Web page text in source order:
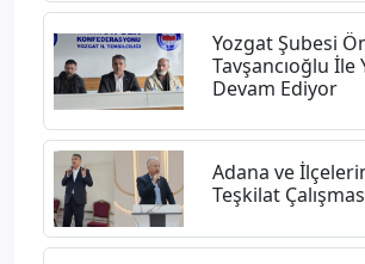
Yozgat Şubesi
Tavşancıoğlu İle
Devam Ediyor
Adana ve
Teşkilat